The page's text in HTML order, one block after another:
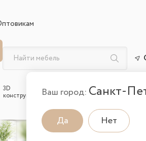
Ваш город: Санкт-
Да Нет
3D
конструктор
регистрация
товары